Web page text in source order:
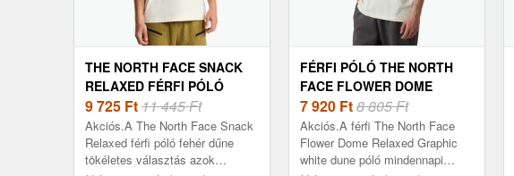
THE NORTH FACE SNACK
RELAXED FÉRFI PÓLÓ
WHITE DUNE (SNACK
RELAXED NF0A8GB4QLI1)
9 725 Ft11 445 Ft
Akciós.A The North Face Snack
Relaxed férfi póló fehér dűne
tökéletes választás azok
FÉRFI PÓLÓ THE NORTH
FACE FLOWER DOME
RELAXED GRAPHIC FEHÉR
DUNE (FLOWER DOME
RELAXED GRAPHIC
NF0A8EGXQLI1)
7 920 Ft8 805 Ft
Akciós.A férfi The North Face
Flower Dome Relaxed Graphic
white dune póló mindennapi